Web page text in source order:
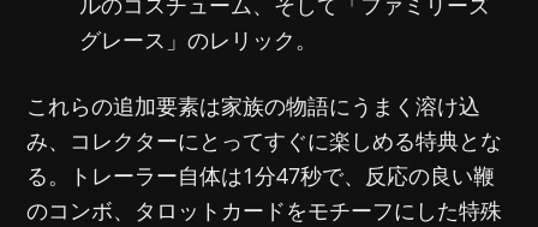
グレース」のレリック。
これらの追加要素は家族の物語にうまく溶け込
み、コレクターにとってすぐに楽しめる特典とな
る。トレーラー自体は1分47秒で、反応の良い鞭
のコンボ、タロットカードをモチーフにした特殊